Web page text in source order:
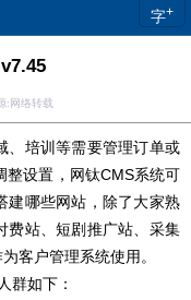
字+
络转载
培训等需要管理订单或
整设置，网钛CMS系统可
建哪些网站，除了大家熟
费站、短剧推广站、采集
客户管理系统使用。
群如下：